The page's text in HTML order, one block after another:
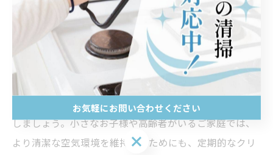
組み合わせることが挙げられます。また、エアコンの運
転前後に送風運転を活用し、内部の湿気を飛ばしてカビ
の発生を防ぐことも効果的です。
ただし、自己流の掃除では取り切れない汚れが残る場合
もあるため、効き目が感じられない際は業者依頼も検討
しましょう。小さなお子様や高齢者がいるご家庭では、
より清潔な空気環境を維持するためにも、定期的なクリ
お気軽にお問い合わせください
お気軽にお問い合わせください